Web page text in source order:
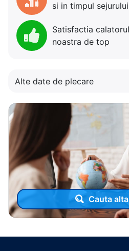
si in timpul sejurului
Satisfactia
noastra de top
Alte date de plecare
Cauta